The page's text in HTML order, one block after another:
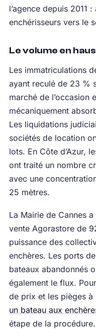
l’agence depuis 2011
enchérisseurs vers le
Le volume en
Les immatriculations
ayant reculé de 23 %
marché de l’occasion
mécaniquement
Les liquidations
sociétés de location
lots. En Côte d’Azur,
ont traité un nombre
avec une
25 mètres.
La Mairie de Cannes
vente Agorastore de
puissance des
enchères. Les ports
bateaux abandonnés
également le flux.
de prix et les pièges à
un bateau aux
étape de la procédure.